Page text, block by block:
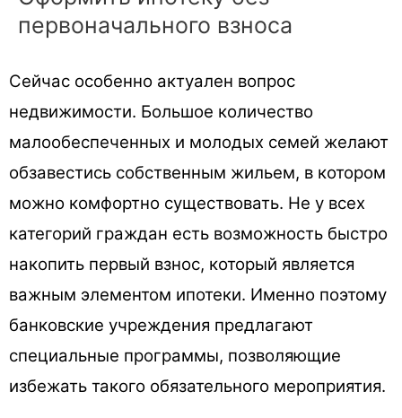
первоначального взноса
Сейчас особенно актуален вопрос
недвижимости. Большое количество
малообеспеченных и молодых семей желают
обзавестись собственным жильем, в котором
можно комфортно существовать. Не у всех
категорий граждан есть возможность быстро
накопить первый взнос, который является
важным элементом ипотеки. Именно поэтому
банковские учреждения предлагают
специальные программы, позволяющие
избежать такого обязательного мероприятия.